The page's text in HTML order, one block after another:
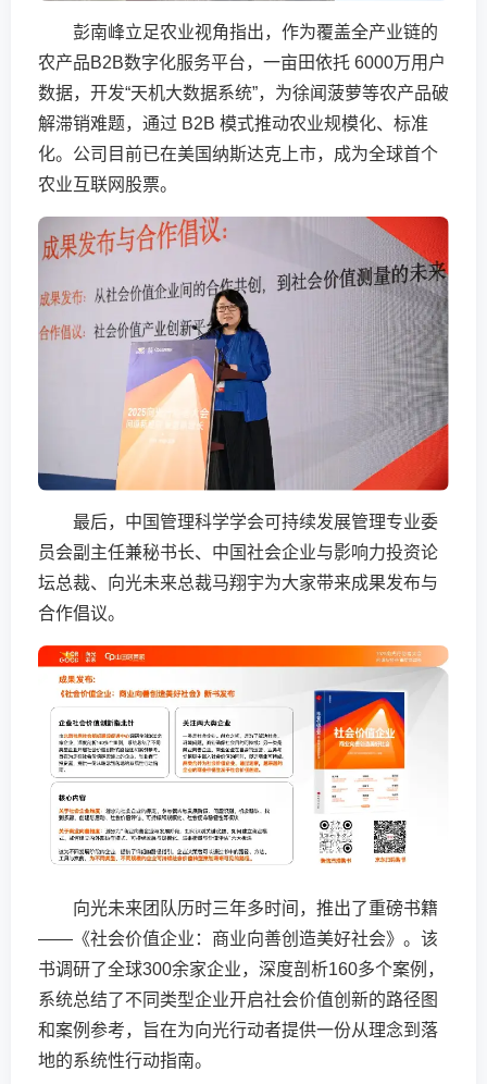
彭南峰立足农业视角指出，作为覆盖全产业链的
农产品B2B数字化服务平台，一亩田依托 6000万用户
数据，开发“天机大数据系统”，为徐闻菠萝等农产品破
解滞销难题，通过 B2B 模式推动农业规模化、标准
化。公司目前已在美国纳斯达克上市，成为全球首个
农业互联网股票。
最后，中国管理科学学会可持续发展管理专业委
员会副主任兼秘书长、中国社会企业与影响力投资论
坛总裁、向光未来总裁马翔宇为大家带来成果发布与
合作倡议。
向光未来团队历时三年多时间，推出了重磅书籍
——《社会价值企业：商业向善创造美好社会》。该
书调研了全球300余家企业，深度剖析160多个案例，
系统总结了不同类型企业开启社会价值创新的路径图
和案例参考，旨在为向光行动者提供一份从理念到落
地的系统性行动指南。